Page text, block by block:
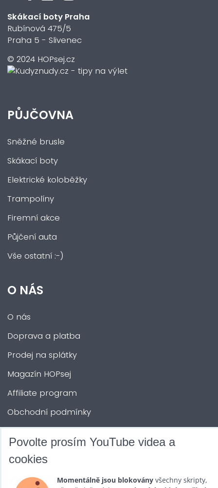
Skákací boty Praha
Rubínová 475/5
Praha 5 - Slivenec
© 2024 HOPsej.cz
PŮJČOVNA
Sněžné brusle
Skákací boty
Elektrické koloběžky
Trampolíny
Firemní akce
Půjčení auta
Vše ostatní :-)
O NÁS
O nás
Doprava a platba
Prodej na splátky
Magazín HOPsej
Affiliate program
Obchodní podmínky
DALŠÍ SLUŽBY
Povolte prosím YouTube videa a
cookies
Momentálně jsou blokovány všechny skripty,